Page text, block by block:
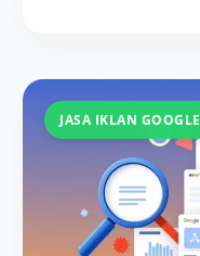
JASA IKLAN GOOGLE